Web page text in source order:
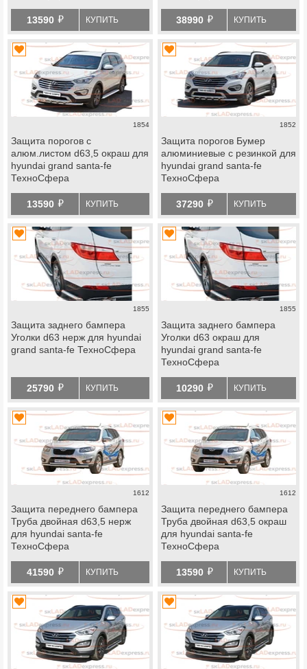
13590 й КУПИТЬ 38990 й КУПИТЬ
1854
Защита порогов с
алюм.листом d63,5 окраш для
hyundai grand santa-fe
ТехноСфера
13590 й КУПИТЬ
1852
Защита порогов Бумер
алюминиевые с резинкой для
hyundai grand santa-fe
ТехноСфера
37290 й КУПИТЬ
1855
Защита заднего бампера
Уголки d63 нерж для hyundai
grand santa-fe ТехноСфера
25790 й КУПИТЬ
1855
Защита заднего бампера
Уголки d63 окраш для
hyundai grand santa-fe
ТехноСфера
10290 й КУПИТЬ
1612
Защита переднего бампера
Труба двойная d63,5 нерж
для hyundai santa-fe
ТехноСфера
41590 й КУПИТЬ
1612
Защита переднего бампера
Труба двойная d63,5 окраш
для hyundai santa-fe
ТехноСфера
13590 й КУПИТЬ